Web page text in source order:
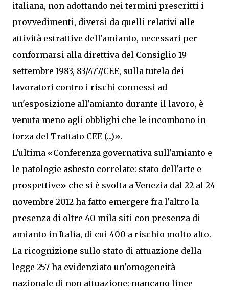
italiana, non adottando nei termini prescritti i
provvedimenti, diversi da quelli relativi alle
attività estrattive dell'amianto, necessari per
conformarsi alla direttiva del Consiglio 19
settembre 1983, 83/477/CEE, sulla tutela dei
lavoratori contro i rischi connessi ad
un'esposizione all'amianto durante il lavoro, è
venuta meno agli obblighi che le incombono in
forza del Trattato CEE (...)».
L'ultima «Conferenza governativa sull'amianto e
le patologie asbesto correlate: stato dell'arte e
prospettive» che si è svolta a Venezia dal 22 al 24
novembre 2012 ha fatto emergere fra l'altro la
presenza di oltre 40 mila siti con presenza di
amianto in Italia, di cui 400 a rischio molto alto.
La ricognizione sullo stato di attuazione della
legge 257 ha evidenziato un'omogeneità
nazionale di non attuazione: mancano linee